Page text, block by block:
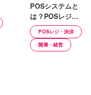
POSシステムと
は？POSレジと
の違いや機能、
導入のメリッ
ト・デメリット
POSレジ・決済
開業・経営